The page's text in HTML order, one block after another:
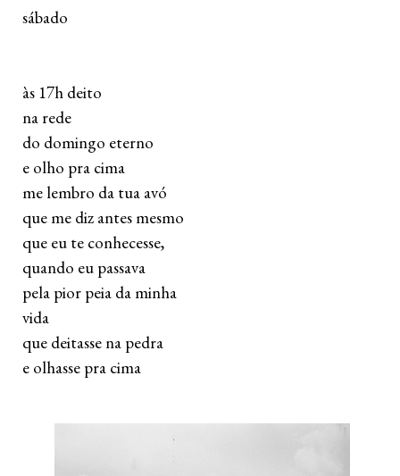
sábado
às 17h deito
na rede
do domingo eterno
e olho pra cima
me lembro da tua avó
que me diz antes mesmo
que eu te conhecesse,
quando eu passava
pela pior peia da minha
vida
que deitasse na pedra
e olhasse pra cima